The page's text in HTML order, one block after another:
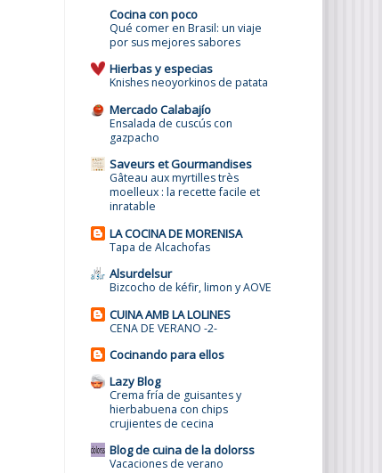
Cocina con poco
Qué comer en Brasil: un viaje
por sus mejores sabores
Hierbas y especias
Knishes neoyorkinos de patata
Mercado Calabajío
Ensalada de cuscús con
gazpacho
Saveurs et Gourmandises
Gâteau aux myrtilles très
moelleux : la recette facile et
inratable
LA COCINA DE MORENISA
Tapa de Alcachofas
Alsurdelsur
Bizcocho de kéfir, limon y AOVE
CUINA AMB LA LOLINES
CENA DE VERANO -2-
Cocinando para ellos
Lazy Blog
Crema fría de guisantes y
hierbabuena con chips
crujientes de cecina
Blog de cuina de la dolorss
Vacaciones de verano